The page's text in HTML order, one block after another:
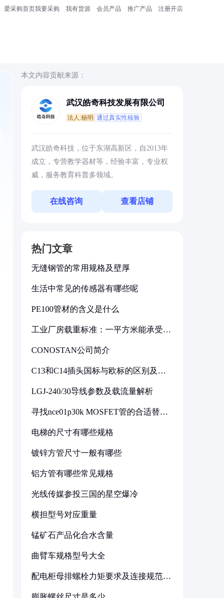
爱采购首页我要采购 我有货源 会员产品 推广产品 注册开店
本文内容贡献来源：
武汉皓奇科技发展有限公司
法人:杨明 通过真实性核验
武汉皓奇科技，位于东湖高新区，自2013年
成立，专营教学器材等，经验丰富，专业权
威，服务教育科普多领域。
在线咨询 查看店铺
热门文章
无缝钢管的常用规格及壁厚
生活中常见的传感器有哪些呢
PE100管材的含义是什么
工业厂房载重标准：一平方米能承受多
CONOSTAN公司简介
C13和C14插头国标与欧标的区别及其
LGJ-240/30导线参数及载流量解析
寻找nce01p30k MOSFET管的合适替代
电梯的尺寸有哪些规格
镀锌方管尺寸一般有哪些
铝方管有哪些常见规格
光线传媒参投三国的星空爆冷
横担型号对应重量
锰矿石产品化合水含量
曲臂车规格型号大全
配电柜母排螺栓力矩要求及连接规范详